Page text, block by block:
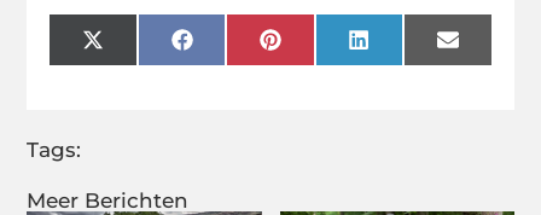
Meer Berichten
X
(Twitter)
FacebookPinterestLinkedInEmail
Tags: